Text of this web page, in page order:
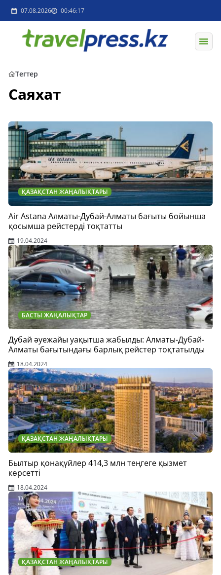
07.08.2026 00:46:17
Тегтер
Саяхат
ҚАЗАҚСТАН ЖАҢАЛЫҚТАРЫ
Air Astana Алматы-Дубай-Алматы бағыты бойынша
қосымша рейстерді тоқтатты
19.04.2024
БАСТЫ ЖАҢАЛЫҚТАР
Дубай әуежайы уақытша жабылды: Алматы-Дубай-
Алматы бағытындағы барлық рейстер тоқтатылды
18.04.2024
ҚАЗАҚСТАН ЖАҢАЛЫҚТАРЫ
Былтыр қонақүйлер 414,3 млн теңгеге қызмет
көрсетті
18.04.2024
ҚАЗАҚСТАН ЖАҢАЛЫҚТАРЫ